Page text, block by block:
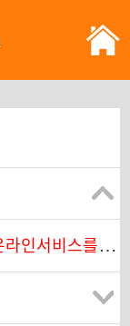
이
덤프는 사전에 예약해야 하므로 온라인서비스를 찾아주세요.